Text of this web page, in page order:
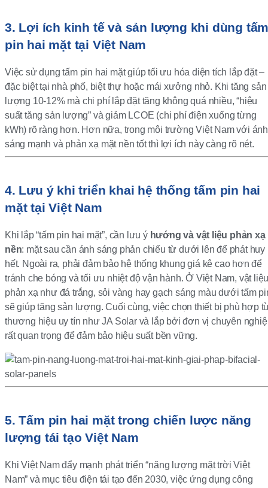
3. Lợi ích kinh tế và sản lượng khi dùng
pin hai mặt tại Việt Nam
Việc sử dụng tấm pin hai mặt giúp tối ưu hóa diện tích lắp đặt –
đặc biệt tại nhà phố, biệt thự hoặc mái xưởng nhỏ. Khi tăng sản
lượng 10-12% mà chi phí lắp đặt tăng không quá nhiều, “hiệu
suất tăng sản lượng” và giảm LCOE (chi phí điện xuống từng
kWh) rõ ràng hơn. Hơn nữa, trong môi trường Việt Nam với ánh
sáng mạnh và phản xạ mặt nền tốt thì lợi ích này càng rõ nét.
4. Lưu ý khi triển khai hệ thống tấm pin hai
mặt tại Việt Nam
Khi lắp “tấm pin hai mặt”, cần lưu ý hướng và vật liệu phản xạ
nền: mặt sau cần ánh sáng phản chiếu từ dưới lên để phát huy
hết. Ngoài ra, phải đảm bảo hệ thống khung giá kê cao hơn để
tránh che bóng và tối ưu nhiệt độ vận hành. Ở Việt Nam, vật
phản xạ như đá trắng, sỏi vàng hay gạch sáng màu dưới tấm
sẽ giúp tăng sản lượng. Cuối cùng, việc chọn thiết bị phù hợp
thương hiệu uy tín như JA Solar và lắp bởi đơn vị chuyên
rất quan trọng để đảm bảo hiệu suất bền vững.
5. Tấm pin hai mặt trong chiến lược năng
lượng tái tạo Việt Nam
Khi Việt Nam đẩy mạnh phát triển “năng lượng mặt trời Việt
Nam” và mục tiêu điện tái tạo đến 2030, việc ứng dụng công